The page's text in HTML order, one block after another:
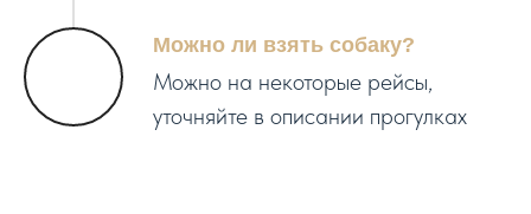
Можно ли взять собаку?
Можно на некоторые рейсы,
уточняйте в описании прогулках